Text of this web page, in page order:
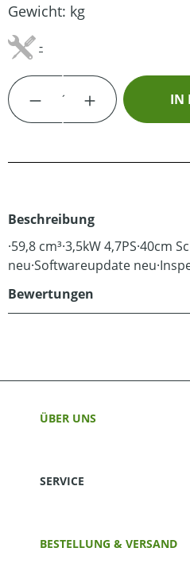
Gewicht: kg
-
Produkt Anzahl: Gib
IN
Beschreibung
·59,8 cm³·3,5kW 4,7PS·40cm
neu·Softwareupdate
Bewertungen
ÜBER UNS
SERVICE
BESTELLUNG & VERSAND